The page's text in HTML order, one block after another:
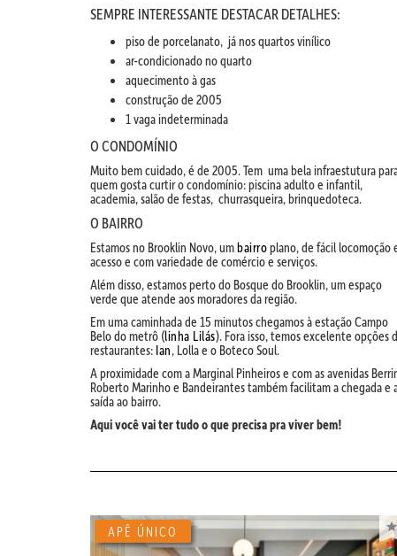
SEMPRE INTERESSANTE DESTACAR DETALHES:
piso de porcelanato, já nos quartos vinílico
ar-condicionado no quarto
aquecimento à gas
construção de 2005
1 vaga indeterminada
O CONDOMÍNIO
Muito bem cuidado, é de 2005. Tem uma bela infraestutura
quem gosta curtir o condomínio: piscina adulto e infantil,
academia, salão de festas, churrasqueira, brinquedoteca.
O BAIRRO
Estamos no Brooklin Novo, umbairroplano, de fácil locomoção
acesso e com variedade de comércio e serviços.
Além disso, estamos perto do Bosque do Brooklin, um espaço
verde que atende aos moradores da região.
Em uma caminhada de 15 minutos chegamos à estação Campo
Belo do metrô (linha Lilás). Fora isso, temos excelente opções
restaurantes: Ian, Lolla e o Boteco Soul.
A proximidade com a Marginal Pinheiros e com as avenidas
Roberto Marinho e Bandeirantes também facilitam a chegada e
saída ao bairro.
Aqui você vai ter tudo o que precisa pra viver bem!